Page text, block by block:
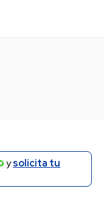
ysolicita tu